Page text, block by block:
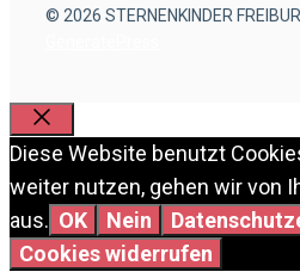
© 2026 STERNENKINDER
Schließen
Diese Website benutzt
weiter nutzen, gehen wir von
aus. OK Nein
Cookies widerrufen